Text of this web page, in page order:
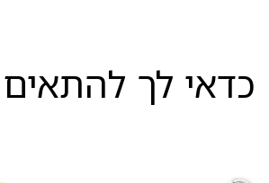
כדאי לך להתאים